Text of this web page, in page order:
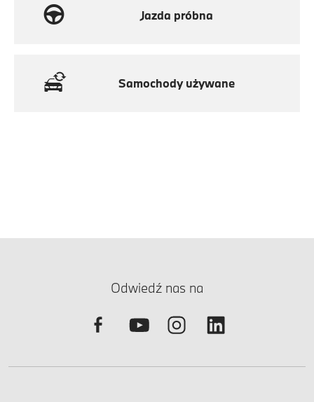
Jazda próbna
Samochody używane
Odwiedź nas na